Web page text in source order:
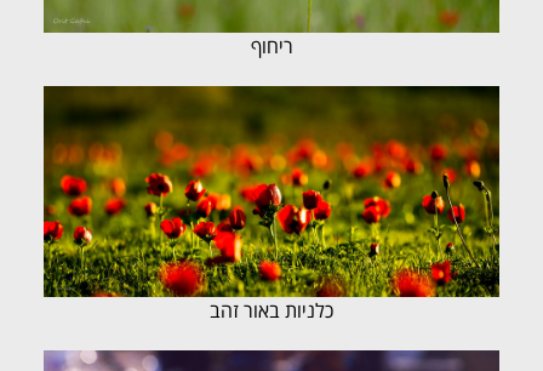
ריחוף
כלניות באור זהב